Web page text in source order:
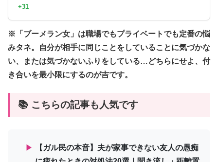
+31
※「ブーメラン女」は職場でもプライベートでも定番の悩
みタネ。自分が相手に同じことをしていることに気づかな
い、または気づかないふりをしている…どちらにせよ、付
き合いを最小限にするのが吉です。
📚 こちらの記事も人気です
▶
【ガル民の本音】夫が家事できない友人の愚痴